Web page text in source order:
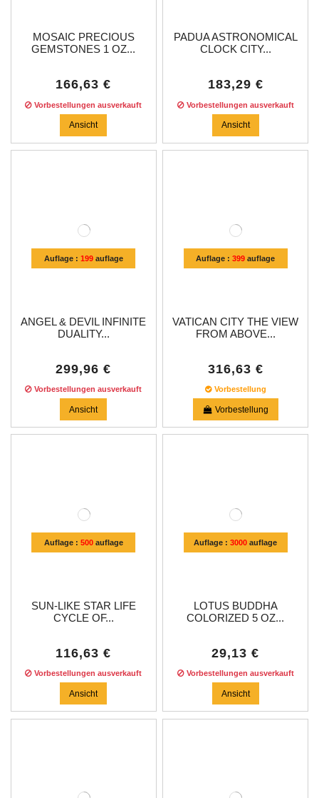
MOSAIC PRECIOUS
GEMSTONES 1 OZ...
166,63 €
Vorbestellungen ausverkauft
Ansicht
PADUA ASTRONOMICAL
CLOCK CITY...
183,29 €
Vorbestellungen ausverkauft
Ansicht
Auflage : 199auflage
ANGEL & DEVIL INFINITE
DUALITY...
299,96 €
Vorbestellungen ausverkauft
Ansicht
Auflage :399 auflage
VATICAN CITY THE VIEW
FROM ABOVE...
316,63 €
Vorbestellung
Vorbestellung
Auflage : 500auflage
SUN-LIKE STAR LIFE
CYCLE OF...
116,63 €
Vorbestellungen ausverkauft
Ansicht
Auflage :3000 auflage
LOTUS BUDDHA
COLORIZED 5 OZ...
29,13 €
Vorbestellungen ausverkauft
Ansicht